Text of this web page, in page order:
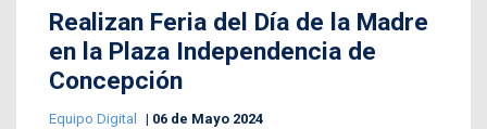
Realizan Feria del Día de la Madre
en la Plaza Independencia de
Concepción
Equipo Digital 06 de Mayo 2024